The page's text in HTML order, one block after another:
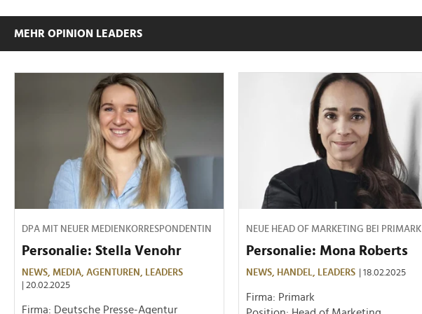
MEHR OPINION LEADERS
DPA MIT NEUER MEDIENKORRESPONDENTIN
Personalie: Stella Venohr
NEWS, MEDIA, AGENTUREN,
LEADERS
| 20.02.2025
Firma: Deutsche Presse-Agentur
NEUE HEAD OF MARKETING BEI PRIMARK
Personalie: Mona Roberts
NEWS, HANDEL, LEADERS | 18.02.2025
Firma: Primark